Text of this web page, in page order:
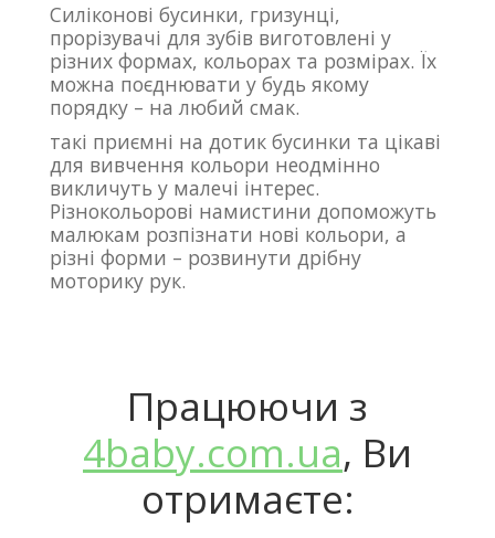
Силіконові бусинки, гризунці,
прорізувачі для зубів виготовлені у
різних формах, кольорах та розмірах. Їх
можна поєднювати у будь якому
порядку – на любий смак.
такі приємні на дотик бусинки та цікаві
для вивчення кольори неодмінно
викличуть у малечі інтерес.
Різнокольорові намистини допоможуть
малюкам розпізнати нові кольори, а
різні форми – розвинути дрібну
моторику рук.
Працюючи з
4baby.com.ua, Ви
отримаєте: